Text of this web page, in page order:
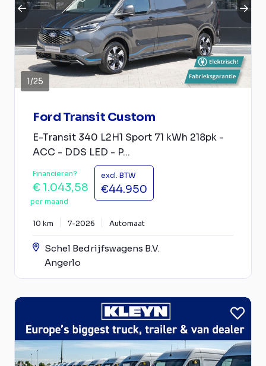
1/25
Ford Transit Custom
E-Transit 340 L2H1 Sport 71 kWh 218pk -
ACC - DDS LED - P...
Financieren?
€ 1.043,58
per maand
excl. BTW
€44.950
10 km 7-2026 Automaat
Schel Bedrijfswagens B.V.
Angerlo